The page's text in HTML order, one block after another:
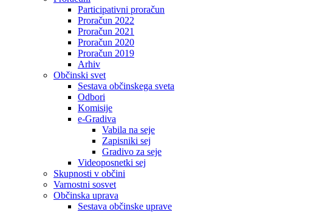
Participativni proračun
Proračun 2022
Proračun 2021
Proračun 2020
Proračun 2019
Arhiv
Občinski svet
Sestava občinskega sveta
Odbori
Komisije
e-Gradiva
Vabila na seje
Zapisniki sej
Gradivo za seje
Videoposnetki sej
Skupnosti v občini
Varnostni sosvet
Občinska uprava
Sestava občinske uprave